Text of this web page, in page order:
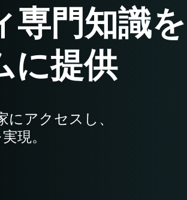
専門知識を
に提供
アクセスし、
現。